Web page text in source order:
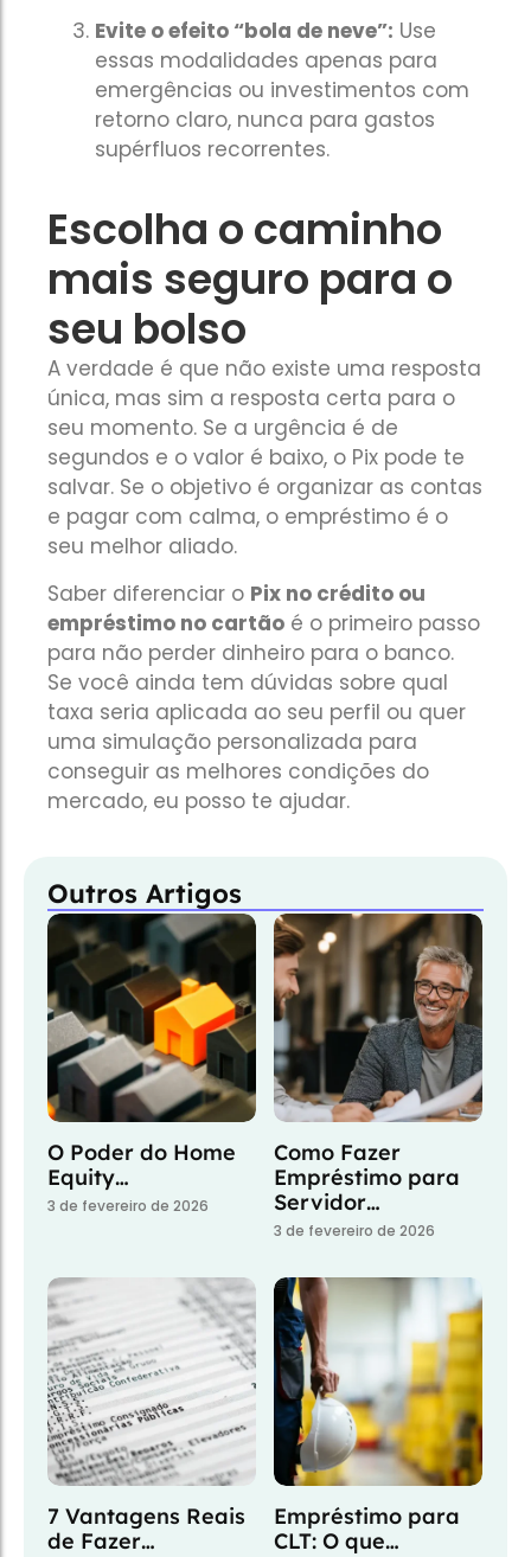
Evite o efeito “bola de neve”: Use
essas modalidades apenas para
emergências ou investimentos com
retorno claro, nunca para gastos
supérfluos recorrentes.
Escolha o caminho
mais seguro para o
seu bolso
A verdade é que não existe uma resposta
única, mas sim a resposta certa para o
seu momento. Se a urgência é de
segundos e o valor é baixo, o Pix pode te
salvar. Se o objetivo é organizar as contas
e pagar com calma, o empréstimo é o
seu melhor aliado.
Saber diferenciar o Pix no crédito ou
empréstimo no cartão é o primeiro passo
para não perder dinheiro para o banco.
Se você ainda tem dúvidas sobre qual
taxa seria aplicada ao seu perfil ou quer
uma simulação personalizada para
conseguir as melhores condições do
mercado, eu posso te ajudar.
Outros Artigos
O Poder do Home
Equity…
3 de fevereiro de 2026
Como Fazer
Empréstimo para
Servidor…
3 de fevereiro de 2026
7 Vantagens Reais
de Fazer…
Empréstimo para
CLT: O que…